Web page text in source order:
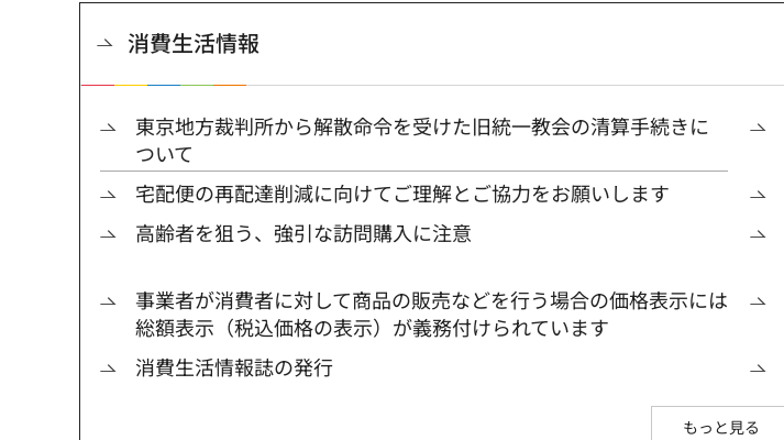
消費生活情報
東京地方裁判所から解散命令を受けた旧統一教会の清算手続きに
ついて
宅配便の再配達削減に向けてご理解とご協力をお願いします
高齢者を狙う、強引な訪問購入に注意
事業者が消費者に対して商品の販売などを行う場合の価格表示には
総額表示（税込価格の表示）が義務付けられています
消費生活情報誌の発行
もっと見る